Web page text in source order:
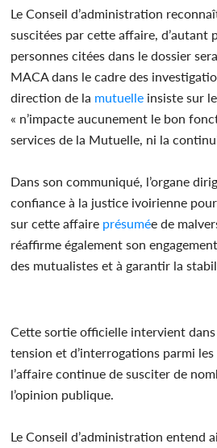
Le Conseil d’administration
suscitées par cette affaire, d’autant
personnes citées dans le dossier
MACA dans le cadre des
direction de la mutuelle insiste sur
« n’impacte aucunement le bon
services de la Mutuelle, ni la
Dans son communiqué, l’organe
confiance à la justice ivoirienne
sur cette affaire présumée de
réaffirme également son
des mutualistes et à garantir la
Cette sortie officielle intervient
tension et d’interrogations parmi les
l’affaire continue de susciter de
l’opinion publique.
Le Conseil d’administration entend